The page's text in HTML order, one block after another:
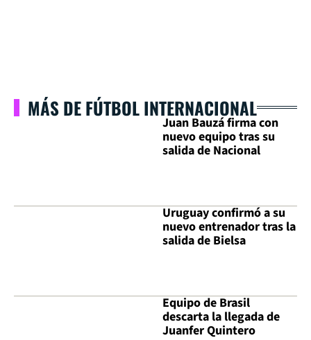
MÁS DE FÚTBOL INTERNACIONAL
Juan Bauzá firma con
nuevo equipo tras su
salida de Nacional
Uruguay confirmó a su
nuevo entrenador tras la
salida de Bielsa
Equipo de Brasil
descarta la llegada de
Juanfer Quintero